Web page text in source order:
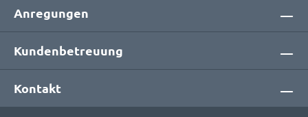
Anregungen
Kundenbetreuung
Kontakt